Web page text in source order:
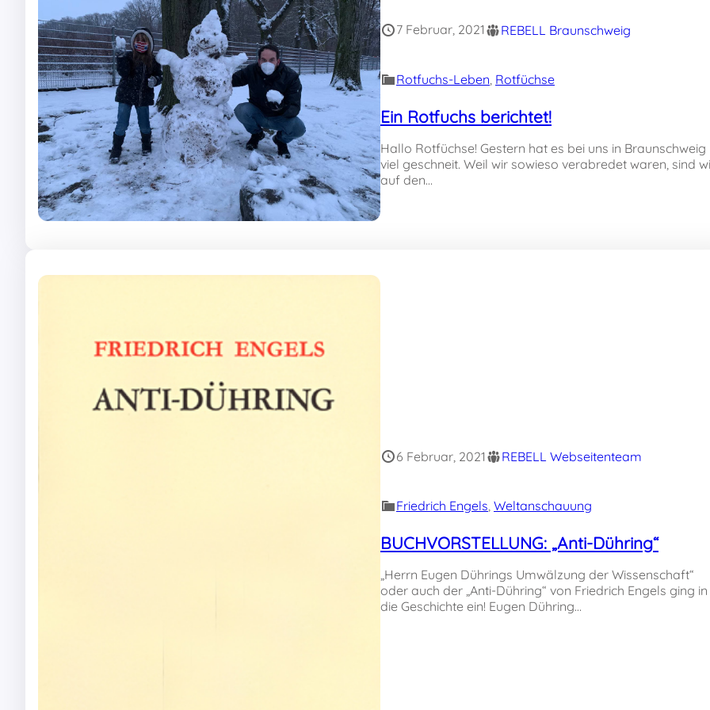
7 Februar, 2021 REBELL Braunschweig
Rotfuchs-Leben Rotfüchse
Ein Rotfuchs berichtet!
Hallo Rotfüchse! Gestern hat es bei uns in Braunschweig
viel geschneit. Weil wir sowieso verabredet waren, sind
auf den…
6 Februar, 2021 REBELL Webseitenteam
Friedrich Engels, Weltanschauung
BUCHVORSTELLUNG: „Anti-Dühring“
„Herrn Eugen Dührings Umwälzung der Wissenschaft“
oder auch der „Anti-Dühring“ von Friedrich Engels ging in
die Geschichte ein! Eugen Dühring…